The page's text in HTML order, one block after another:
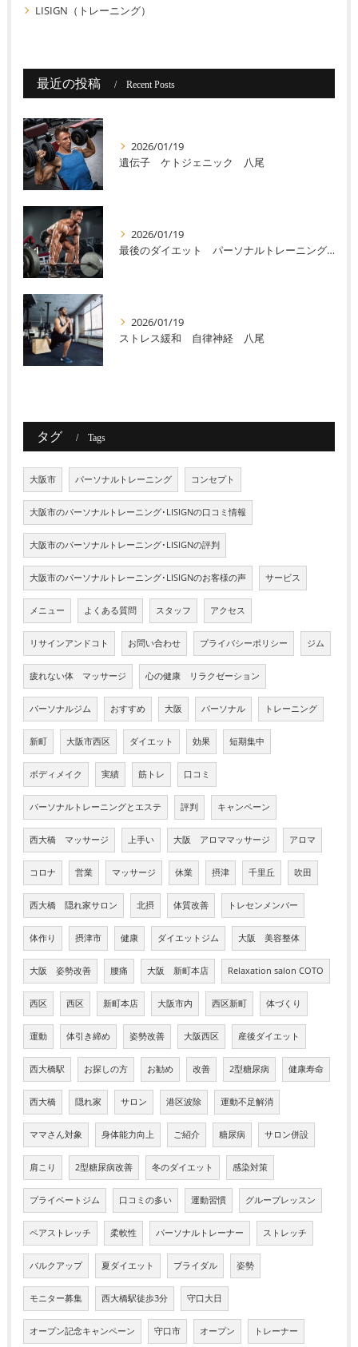
LISIGN（トレーニング）
最近の投稿 Recent Posts
2026/01/19
遺伝子 ケトジェニック 八尾
2026/01/19
最後のダイエット パーソナルトレーニング 八尾
2026/01/19
ストレス緩和 自律神経 八尾
タグ Tags
大阪市 パーソナルトレーニング コンセプト
大阪市のパーソナルトレーニング･LISIGNの口コミ情報
大阪市のパーソナルトレーニング･LISIGNの評判
大阪市のパーソナルトレーニング･LISIGNのお客様の声 サービス
メニュー よくある質問 スタッフ アクセス
リサインアンドコト お問い合わせ プライバシーポリシー ジム
疲れない体 マッサージ 心の健康 リラクゼーション
パーソナルジム おすすめ 大阪 パーソナル トレーニング
新町 大阪市西区 ダイエット 効果 短期集中
ボディメイク 実績 筋トレ 口コミ
パーソナルトレーニングとエステ 評判 キャンペーン
西大橋 マッサージ 上手い 大阪 アロママッサージ アロマ
コロナ 営業 マッサージ 休業 摂津 千里丘 吹田
西大橋 隠れ家サロン 北摂 体質改善 トレセンメンバー
体作り 摂津市 健康 ダイエットジム 大阪 美容整体
大阪 姿勢改善 腰痛 大阪 新町本店 Relaxation salon COTO
西区 西区 新町本店 大阪市内 西区新町 体づくり
運動 体引き締め 姿勢改善 大阪西区 産後ダイエット
西大橋駅 お探しの方 お勧め 改善 2型糖尿病 健康寿命
西大橋 隠れ家 サロン 港区波除 運動不足解消
ママさん対象 身体能力向上 ご紹介 糖尿病 サロン併設
肩こり 2型糖尿病改善 冬のダイエット 感染対策
プライベートジム 口コミの多い 運動習慣 グループレッスン
ペアストレッチ 柔軟性 パーソナルトレーナー ストレッチ
バルクアップ 夏ダイエット ブライダル 姿勢
モニター募集 西大橋駅徒歩3分 守口大日
オープン記念キャンペーン 守口市 オープン トレーナー